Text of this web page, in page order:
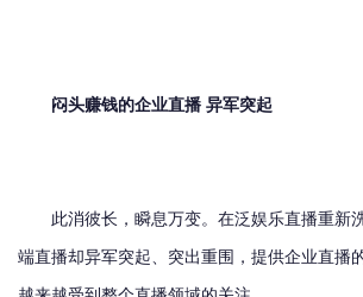
闷头赚钱的企业直播 异军突起
此消彼长，瞬息万变。在泛娱乐直播重新
端直播却异军突起、突出重围，提供企业直播